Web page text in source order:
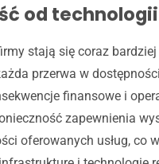
od technologii
stają się coraz bardziej
przerwa w
finansowe i
zapewnienia
oferowanych usług, co